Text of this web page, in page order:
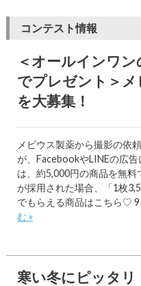
コンテスト情報
＜オールインワ
でプレゼント＞
を大募集！
メビウス製薬から撮影の依
が、FacebookやLINEの広
は、約5,000円の商品を無
が採用された場合、「1枚
でもらえる商品はこちら♡
む »
寒い冬にピッタリ